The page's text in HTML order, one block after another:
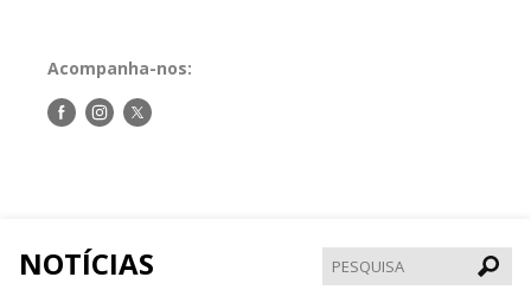
Acompanha-nos:
Siga-Siga-Siga-
NOTÍCIAS